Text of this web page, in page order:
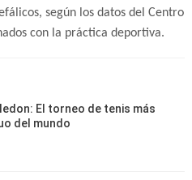
según los datos del Centro
con la práctica deportiva.
El torneo de tenis más
del mundo